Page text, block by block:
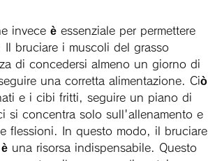
invece è essenziale per permettere
Il bruciare i muscoli del grasso
di concedersi almeno un giorno di
una corretta alimentazione. Ciò
e i cibi fritti, seguire un piano di
si concentra solo sull'allenamento e
flessioni. In questo modo, il bruciare
una risorsa indispensabile. Questo